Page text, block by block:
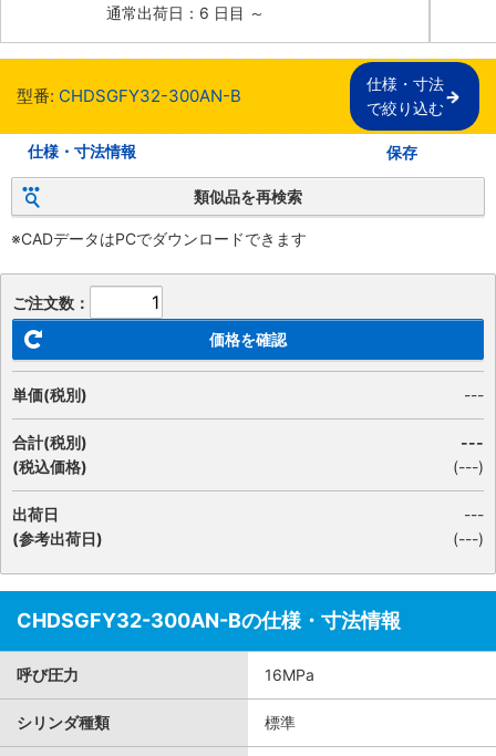
通常出荷日：6 日目 ～
型番: CHDSGFY32-300AN-B
仕様・寸法
で絞り込む
仕様・寸法情報 保存
類似品を再検索
※CADデータはPCでダウンロードできます
ご注文数：
価格を確認
単価(税別) ---
合計(税別)
(税込価格)
---
(---)
出荷日
(参考出荷日)
---
(---)
CHDSGFY32-300AN-Bの仕様・寸法情報
呼び圧力 16MPa
シリンダ種類 標準